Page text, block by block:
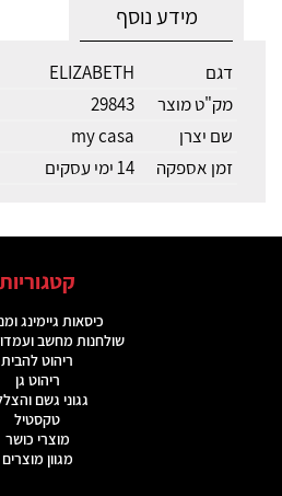
מידע נוסף
דגם
ELIZABETH
מק"ט מוצר
29843
שם יצרן
my casa
זמן אספקה
14 ימי עסקים
קטגוריות
כיסאות גיימינג
שולחנות מחשב
ריהוט להבית
ריהוט גן
גגוני גשם
טקסטיל
מוצרי כושר
מגוון מוצרים